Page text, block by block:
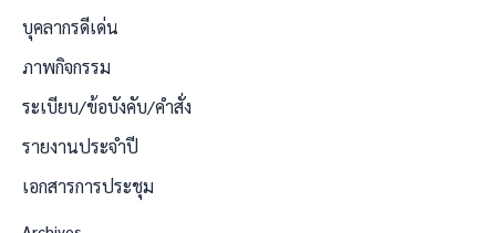
บุคลากรดีเด่น
ภาพกิจกรรม
ระเบียบ/ข้อบังคับ/คำสั่ง
รายงานประจำปี
เอกสารการประชุม